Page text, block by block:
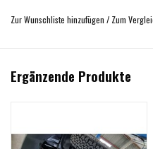
Höherlegung sind diese nicht
8 mm-Aluminium-Schutzplatte
Hergestellt aus
Inklusive aller Einbauteile und
einfache Montage
Zur Wunschliste hinzufügen / Zum
Ergänzende Produkte